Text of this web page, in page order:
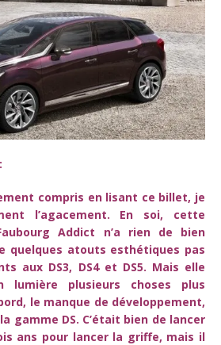
compris en lisant ce billet, je
l’agacement. En soi, cette
Addict n’a rien de bien
quelques atouts esthétiques pas
aux DS3, DS4 et DS5. Mais elle
lumière plusieurs choses plus
le manque de développement,
gamme DS. C’était bien de lancer
ans pour lancer la griffe, mais il